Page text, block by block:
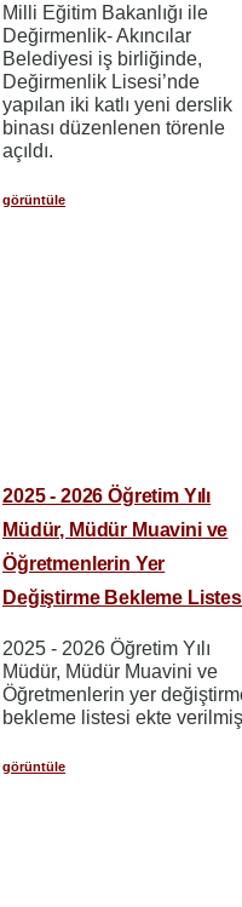
Milli Eğitim Bakanlığı ile
Değirmenlik- Akıncılar
Belediyesi iş birliğinde,
Değirmenlik Lisesi’nde
yapılan iki katlı yeni derslik
binası düzenlenen törenle
açıldı.
görüntüle
2025 - 2026 Öğretim Yılı
Müdür, Müdür Muavini ve
Öğretmenlerin Yer
Değiştirme Bekleme
2025 - 2026 Öğretim Yılı
Müdür, Müdür Muavini ve
Öğretmenlerin yer
bekleme listesi ekte
görüntüle